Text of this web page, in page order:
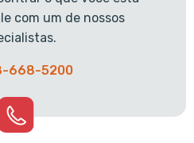
com um de nossos
668-5200